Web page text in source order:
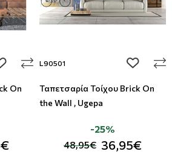
add to wishlist
On
L90501 add to
Ταπετσαρία Τοίχου Brick On
the Wall , Ugepa
48,95€ 36,95€
-25%